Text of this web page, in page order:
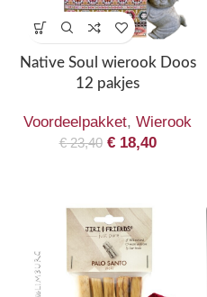
Native Soul wierook Doos
12 pakjes
Voordeelpakket, Wierook
€23,40 €18,40